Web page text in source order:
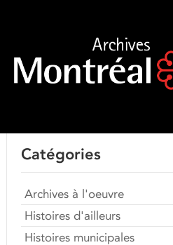
Catégories
Archives à l'oeuvre
Histoires d'ailleurs
Histoires municipales